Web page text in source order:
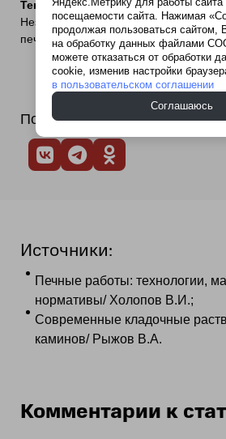
Текущая деятельность:
Независимый эксперт / частный
печному строительству.
Поделитесь в социальных
Источники:
Печные работы: технологии,
нормативы/ Холопов В.И.;
Современные кладочные
каминов/ Рыжов В.А.
Комментарии к
посещаемости сайта. Нажимая
продолжая пользоваться сайтом,
на обработку данных файлами
можете отказаться от обработки
cookie, изменив настройки
в пользовательском соглашении
Соглашаюсь